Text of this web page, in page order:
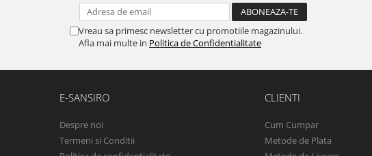
Vreau sa primesc newsletter cu promotiile magazinului.
Afla mai multe in Politica de Confidentialitate
E-SANSIRO
Despre noi
Termeni si Conditii
CLIENTI
Cum Cumpar
Metode de Plata